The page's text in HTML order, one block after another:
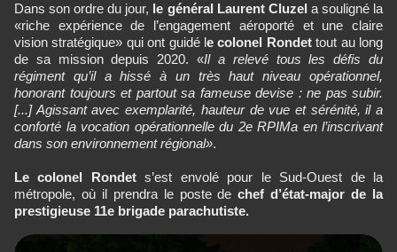
Dans son ordre du jour, le général Laurent Cluzel a souligné la
«riche expérience de l’engagement aéroporté et une claire
vision stratégique» qui ont guidé le colonel Rondettout au long
de sa mission depuis 2020. «Il a relevé tous les défis du
régiment qu’il a hissé à un très haut niveau opérationnel,
honorant toujours et partout sa fameuse devise : ne pas subir.
[...] Agissant avec exemplarité, hauteur de vue et sérénité, il a
conforté la vocation opérationnelle du 2e RPIMa en l’inscrivant
dans son environnement régional».
Le colonel Rondets’est envolé pour le Sud-Ouest de la
métropole, où il prendra le poste dechef d’état-major de la
prestigieuse 11e brigade parachutiste.